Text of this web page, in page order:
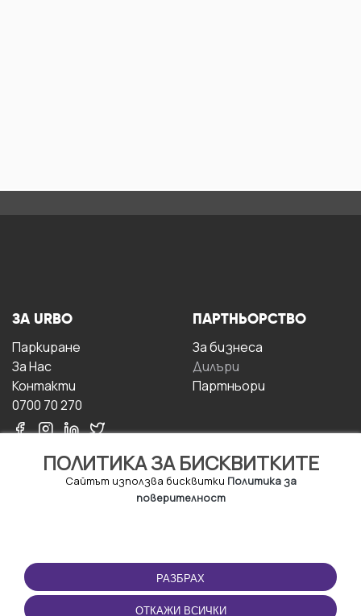
ПОЛИТИКА ЗА БИСКВИТКИТЕ
Сайтът използва бисквитки Политика за
поверителност
РАЗБРАХ
ОТКАЖИ ВСИЧКИ
ЗА URBO
Паркиране
За Hас
Контакти
0700 70 270
ПАРТНЬОРСТВО
За бизнесa
Дилъри
Партньори
ПОЛЗВАНЕ
Правила и условия за
ползване
ПРИЛОЖЕНИЕТО